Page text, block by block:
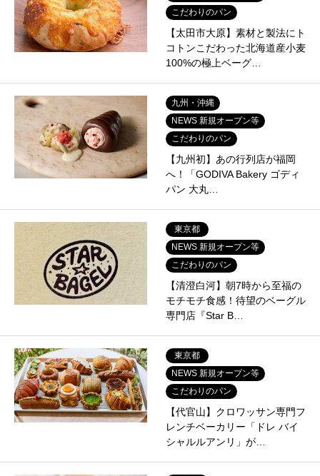
こだわりのパン
【太田市大原】素材と製法にト
コトンこだわった北海道産小麦
100%の極上ベーグ…
九州・沖縄
NEWS 新規オープン等
こだわりのパン
【九州初】あの行列店が福岡
へ！「GODIVA Bakery ゴディ
パン 大丸…
東京都
NEWS 新規オープン等
こだわりのパン
【清澄白河】朝7時から至福の
モチモチ食感！待望のベーグル
専門店『Star B…
東京都
NEWS 新規オープン等
こだわりのパン
【代官山】クロワッサン専門フ
レンチベーカリー「ドレ バイ
シャルルアンリ」が…